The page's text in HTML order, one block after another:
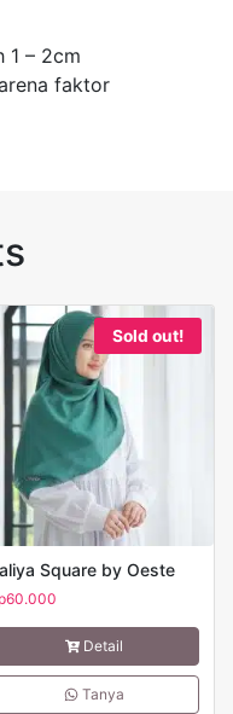
1 – 2cm
faktor
Sold out!
Square by Oeste
60.000
Detail
Tanya